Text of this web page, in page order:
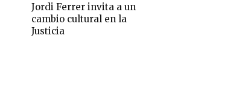
Jordi Ferrer invita a un
cambio cultural en la
Justicia